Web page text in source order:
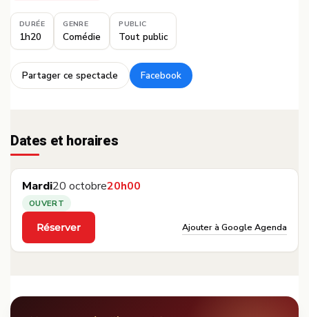
DURÉE
1h20
GENRE
Comédie
PUBLIC
Tout public
Partager ce spectacle
·
Facebook
Dates et horaires
Mardi20 octobre20h00
OUVERT
Réserver
·
Ajouter à Google Agenda